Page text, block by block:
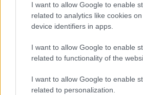
I want to allow Google to enable
related to analytics like cookies
device identifiers in apps.
I want to allow Google to enable
related to functionality of the
I want to allow Google to enable
related to personalization.
Merülj el a
életében:
Megváltozott a brit
most a sorrend a trónért
Így reagált Vilmos herceg,
kifejezte Katalin hercegné